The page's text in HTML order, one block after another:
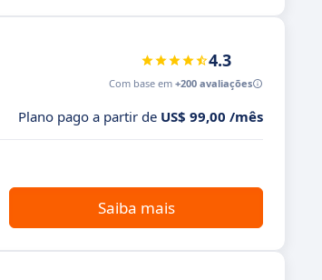
4.3
Com base em +200 avaliações
Plano pago a partir de US$ 99,00 /mês
Saiba mais